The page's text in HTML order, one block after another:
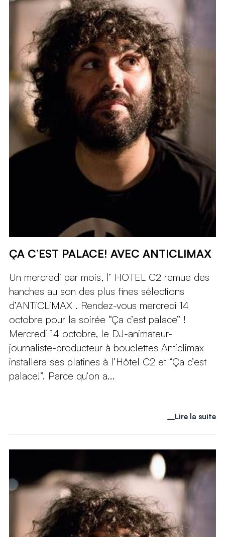
ÇA C’EST PALACE! AVEC ANTICLIMAX
Un mercredi par mois, l’ HOTEL C2 remue des
hanches au son des plus fines sélections
d’ANTiCLiMAX . Rendez-vous mercredi 14
octobre pour la soirée “Ça c’est palace” !
Mercredi 14 octobre, le DJ-animateur-
journaliste-producteur à bouclettes Anticlimax
installera ses platines à l’Hôtel C2 et “Ça c’est
palace!”. Parce qu’on a...
Lire la suite